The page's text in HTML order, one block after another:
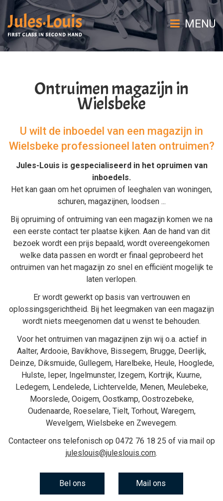
MENU
Ontruimen magazijn in
Wielsbeke
U wilt de inboedel van een magazijn in
Wielsbeke professioneel laten ontruimen?
Jules-Louis is gespecialiseerd in het opruimen van
inboedels.
Het kan gaan om het opruimen of leeghalen van woningen,
schuren, magazijnen, loodsen ...
Bij opruiming of ontruiming van een magazijn komen we na
een eerste contact ter plaatse kijken. Aan de hand van dit
bezoek wordt een prijs bepaald, wordt overeengekomen
welke data passen en wordt er finaal geprobeerd het
ontruimen van het magazijn zo snel en efficiënt mogelijk te
laten verlopen.
Er wordt gewerkt op basis van vertrouwen en
oplossingsgerichtheid. Bij het leegmaken van een magazijn
wordt niets meegenomen dat u wenst te behouden.
Voor het ontruimen van magazijnen zijn wij o.a. actief in
Aalter, Ardooie, Bavikhove, Bissegem, Brugge, Deerlijk,
Deinze, Diksmuide, Gullegem, Harelbeke, Heule, Hooglede,
Hulste, Ieper, Ingelmunster, Izegem, Kortrijk, Kuurne,
Ledegem, Lendelede, Lichtervelde, Menen, Meulebeke,
Moorslede, Ooigem, Oostkamp, Oostrozebeke,
Oudenaarde, Roeselare, Tielt, Torhout, Waregem,
Wevelgem, Wielsbeke en Zwevegem.
Contacteer ons telefonisch op 0472 76 18 25 of via mail op
juleslouis@juleslouis.com.
Bel ons Mail ons